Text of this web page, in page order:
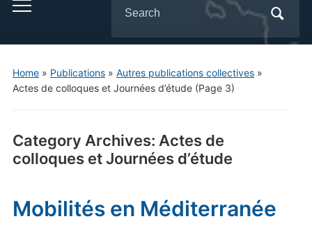
for:
Home» Publications» Autres publications collectives»
Actes de colloques et Journées d’étude(Page 3)
Category Archives: Actes de
colloques et Journées d’étude
Mobilités en Méditerranée